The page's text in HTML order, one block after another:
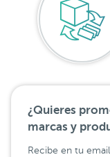
¿Quieres
marcas y
Recibe en tu